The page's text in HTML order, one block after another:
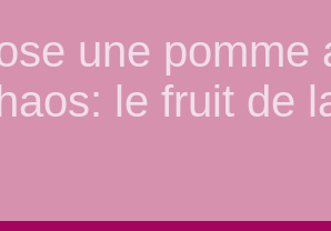
une pomme
le fruit de